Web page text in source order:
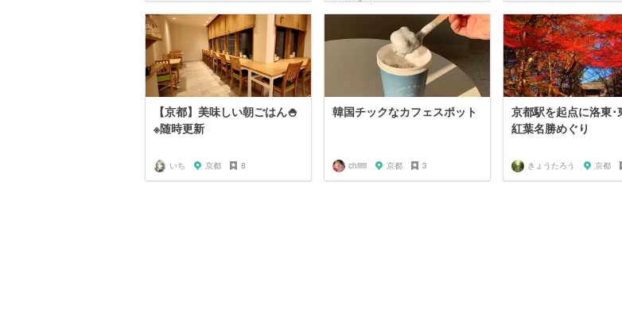
【京都】美味しい朝ごはん🍚
※随時更新
いち 京都 8
韓国チックなカフェスポット
chiiiiii 京都 3
京都駅を起点に洛東･
紅葉名勝めぐり
きょうたろう 京都